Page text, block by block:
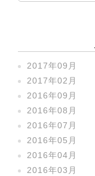
2017年09月
2017年02月
2016年09月
2016年08月
2016年07月
2016年05月
2016年04月
2016年03月